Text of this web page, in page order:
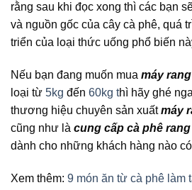
rằng sau khi đọc xong thì các bạn
và nguồn gốc của cây cà phê, quá
triển của loại thức uống phổ biến
Nếu bạn đang muốn mua máy
loại từ 5kg đến 60kg thì hãy ghé
thương hiệu chuyên sản xuấtmáy
cũng như là cung cấp cà phê
dành cho những khách hàng nào
Xem thêm: 9 món ăn từ cà phê làm